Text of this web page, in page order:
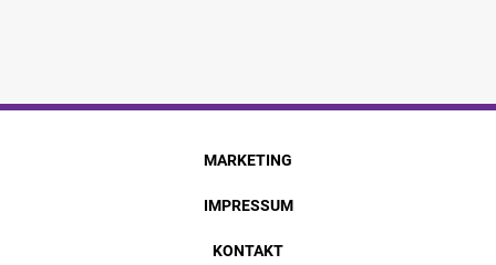
MARKETING
IMPRESSUM
KONTAKT